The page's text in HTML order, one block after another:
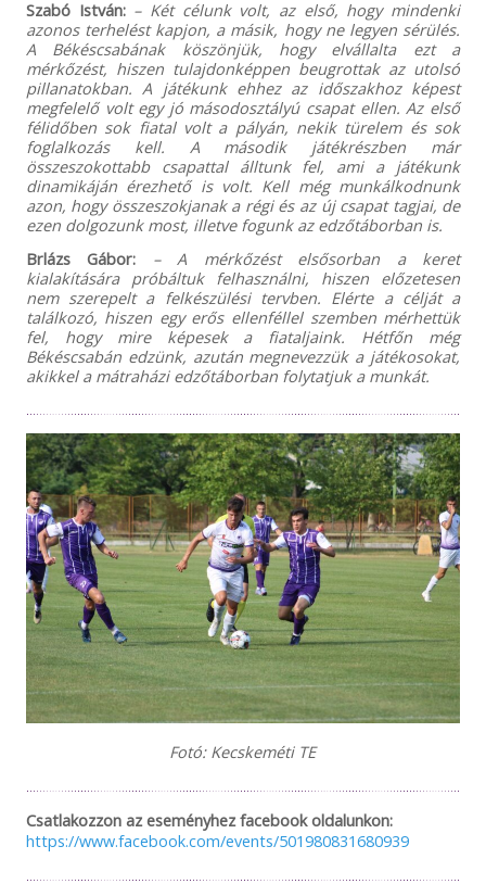
Szabó István: – Két célunk volt, az első, hogy mindenki
azonos terhelést kapjon, a másik, hogy ne legyen sérülés.
A Békéscsabának köszönjük, hogy elvállalta ezt a
mérkőzést, hiszen tulajdonképpen beugrottak az utolsó
pillanatokban. A játékunk ehhez az időszakhoz képest
megfelelő volt egy jó másodosztályú csapat ellen. Az első
félidőben sok fiatal volt a pályán, nekik türelem és sok
foglalkozás kell. A második játékrészben már
összeszokottabb csapattal álltunk fel, ami a játékunk
dinamikáján érezhető is volt. Kell még munkálkodnunk
azon, hogy összeszokjanak a régi és az új csapat tagjai, de
ezen dolgozunk most, illetve fogunk az edzőtáborban is.
Brlázs Gábor:
– A mérkőzést elsősorban a keret
kialakítására próbáltuk felhasználni, hiszen előzetesen
nem szerepelt a felkészülési tervben. Elérte a célját a
találkozó, hiszen egy erős ellenféllel szemben mérhettük
fel, hogy mire képesek a fiataljaink. Hétfőn még
Békéscsabán edzünk, azután megnevezzük a játékosokat,
akikkel a mátraházi edzőtáborban folytatjuk a munkát.
Fotó: Kecskeméti TE
Csatlakozzon az eseményhez facebook oldalunkon:
https://www.facebook.com/events/501980831680939